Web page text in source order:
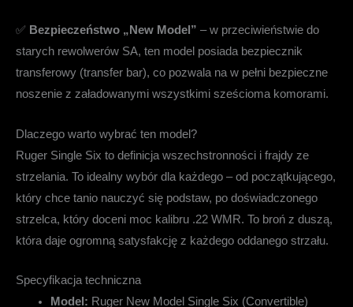
✅ Bezpieczeństwo „New Model” – w przeciwieństwie do
starych rewolwerów SA, ten model posiada bezpiecznik
transferowy (transfer bar), co pozwala na w pełni bezpieczne
noszenie z załadowanymi wszystkimi sześcioma komorami.
Dlaczego warto wybrać ten model?
Ruger Single Six to definicja wszechstronności i frajdy ze
strzelania. To idealny wybór dla każdego – od początkującego,
który chce tanio nauczyć się podstaw, po doświadczonego
strzelca, który doceni moc kalibru .22 WMR. To broń z duszą,
która daje ogromną satysfakcję z każdego oddanego strzału.
Specyfikacja techniczna
Model: Ruger New Model Single Six (Convertible)